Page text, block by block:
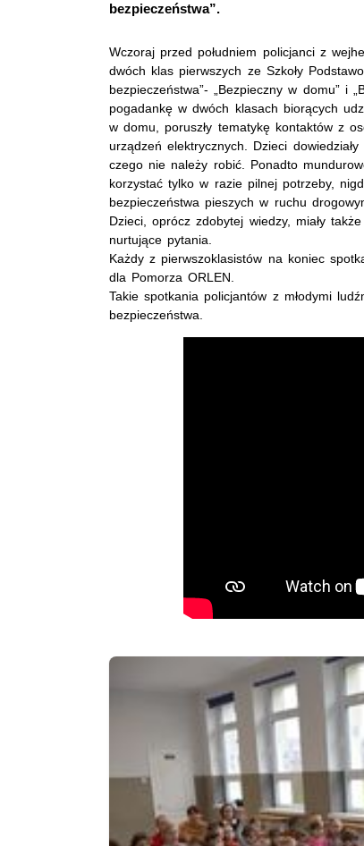
bezpieczeństwa”.
Wczoraj przed południem policjanci z
dwóch klas pierwszych ze Szkoły
bezpieczeństwa”- „Bezpieczny w domu” i
pogadankę w dwóch klasach biorących
w domu, poruszły tematykę kontaktów z
urządzeń elektrycznych. Dzieci
czego nie należy robić. Ponadto
korzystać tylko w razie pilnej potrzeby,
bezpieczeństwa pieszych w ruchu
Dzieci, oprócz zdobytej wiedzy, miały
nurtujące pytania.
Każdy z pierwszoklasistów na koniec
dla Pomorza ORLEN.
Takie spotkania policjantów z młodymi
bezpieczeństwa.